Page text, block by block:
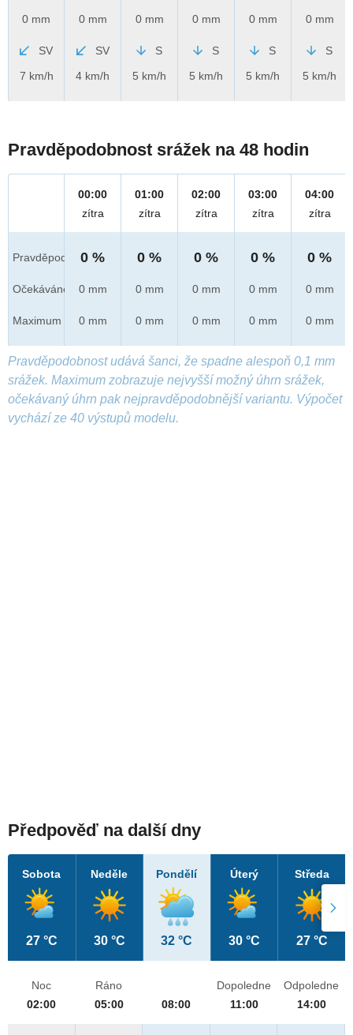
0 mm
SV
7 km/h
0 mm
SV
4 km/h
0 mm
S
5 km/h
0 mm
S
5 km/h
0 mm
S
5 km/h
0 mm
S
5 km/h
Pravděpodobnost srážek na 48 hodin
Pravděpod.
Očekáváno
Maximum
00:00
zítra
0 %
0 mm
0 mm
01:00
zítra
0 %
0 mm
0 mm
02:00
zítra
0 %
0 mm
0 mm
03:00
zítra
0 %
0 mm
0 mm
04:00
zítra
0 %
0 mm
0 mm
Pravděpodobnost udává šanci, že spadne alespoň 0,1 mm
srážek. Maximum zobrazuje nejvyšší možný úhrn srážek,
očekávaný úhrn pak nejpravděpodobnější variantu. Výpočet
vychází ze 40 výstupů modelu.
Předpověď na další dny
Sobota
27 °C
Neděle
30 °C
Pondělí
32 °C
Úterý
30 °C
Středa
27 °C
Noc
02:00
Ráno
05:00
08:00
Dopoledne
11:00
Odpoledne
14:00